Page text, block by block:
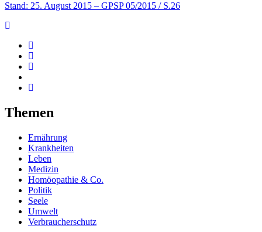
Stand: 25. August 2015 – GPSP 05/2015 / S.26
Themen
Ernährung
Krankheiten
Leben
Medizin
Homöopathie & Co.
Politik
Seele
Umwelt
Verbraucherschutz